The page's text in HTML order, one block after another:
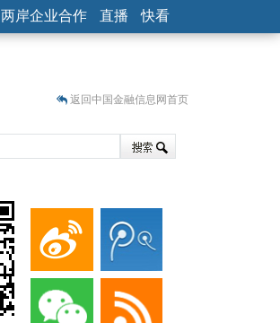
两岸企业合作 直播 快看
返回中国金融信息网首页